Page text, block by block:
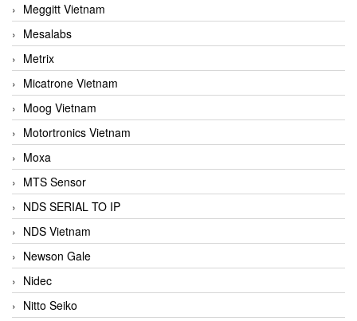
Meggitt Vietnam
Mesalabs
Metrix
Micatrone Vietnam
Moog Vietnam
Motortronics Vietnam
Moxa
MTS Sensor
NDS SERIAL TO IP
NDS Vietnam
Newson Gale
Nidec
Nitto Seiko